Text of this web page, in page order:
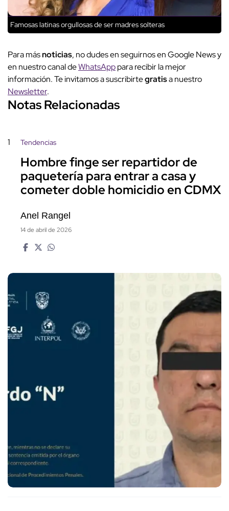
Famosas latinas orgullosas de ser madres solteras
Para másnoticias, no dudes en seguirnos en Google News y
en nuestro canal deWhatsApppara recibir la mejor
información. Te invitamos a suscribirtegratisa nuestro
Newsletter.
Notas Relacionadas
1 Tendencias
Hombre finge ser repartidor de
paquetería para entrar a casa y
cometer doble homicidio en CDMX
Anel Rangel
14 de abril de 2026